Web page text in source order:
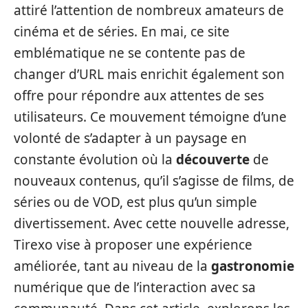
attiré l’attention de nombreux amateurs de
cinéma et de séries. En mai, ce site
emblématique ne se contente pas de
changer d’URL mais enrichit également son
offre pour répondre aux attentes de ses
utilisateurs. Ce mouvement témoigne d’une
volonté de s’adapter à un paysage en
constante évolution où la découverte de
nouveaux contenus, qu’il s’agisse de films, de
séries ou de VOD, est plus qu’un simple
divertissement. Avec cette nouvelle adresse,
Tirexo vise à proposer une expérience
améliorée, tant au niveau de la gastronomie
numérique que de l’interaction avec sa